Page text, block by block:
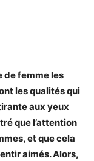
de femme les
les qualités qui
aux yeux
que l’attention
et que cela
aimés. Alors,